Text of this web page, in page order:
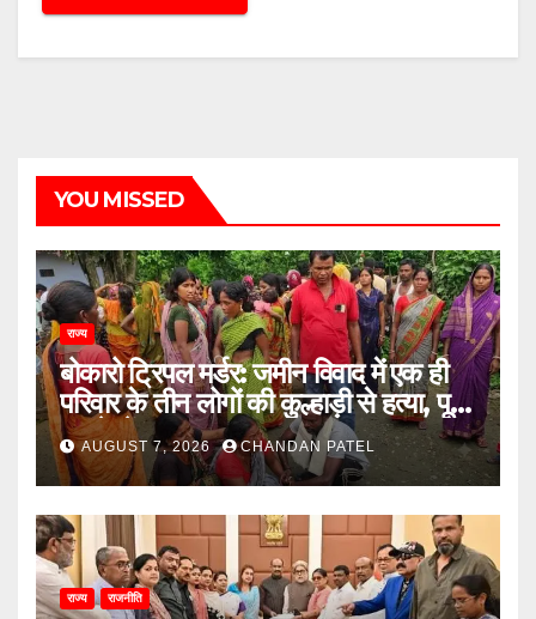
YOU MISSED
राज्य
बोकारो ट्रिपल मर्डर: जमीन विवाद में एक ही
परिवार के तीन लोगों की कुल्हाड़ी से हत्या, पूरे
इलाके में दहशत
AUGUST 7, 2026 CHANDAN PATEL
राज्य राजनीति